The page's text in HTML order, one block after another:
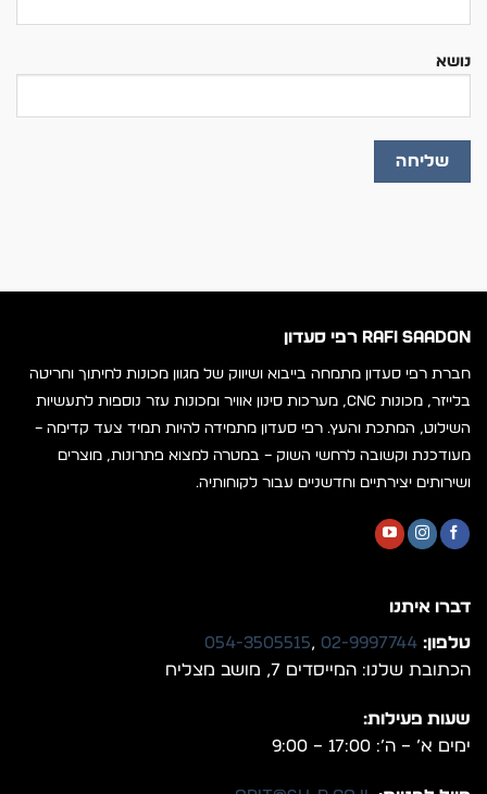
נושא
RAFI SAADON רפי סעדון
חברת רפי סעדון מתמחה בייבוא ושיווק של מגוון מכונות לחיתוך וחריטה
בלייזר, מכונות CNC, מערכות סינון אוויר ומכונות עזר נוספות לתעשיות
השילוט, המתכת והעץ. רפי סעדון מתמידה להיות תמיד צעד קדימה –
מעודכנת וקשובה לרחשי השוק – במטרה למצוא פתרונות, מוצרים
ושירותים יצירתיים וחדשניים עבור לקוחותיה.
דברו איתנו
טלפון: 02-9997744
,
054-3505515
הכתובת שלנו: המייסדים 7, מושב מצליח
שעות פעילות:
ימים א’ – ה’: 17:00 – 9:00